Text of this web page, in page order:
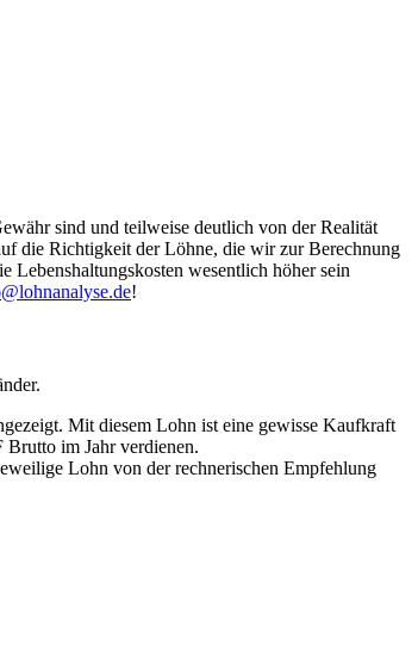
sind und teilweise deutlich von der Realität
die Richtigkeit der Löhne, die wir zur Berechnung
Lebenshaltungskosten wesentlich höher sein
!
Mit diesem Lohn ist eine gewisse Kaufkraft
Brutto im Jahr verdienen.
Lohn von der rechnerischen Empfehlung